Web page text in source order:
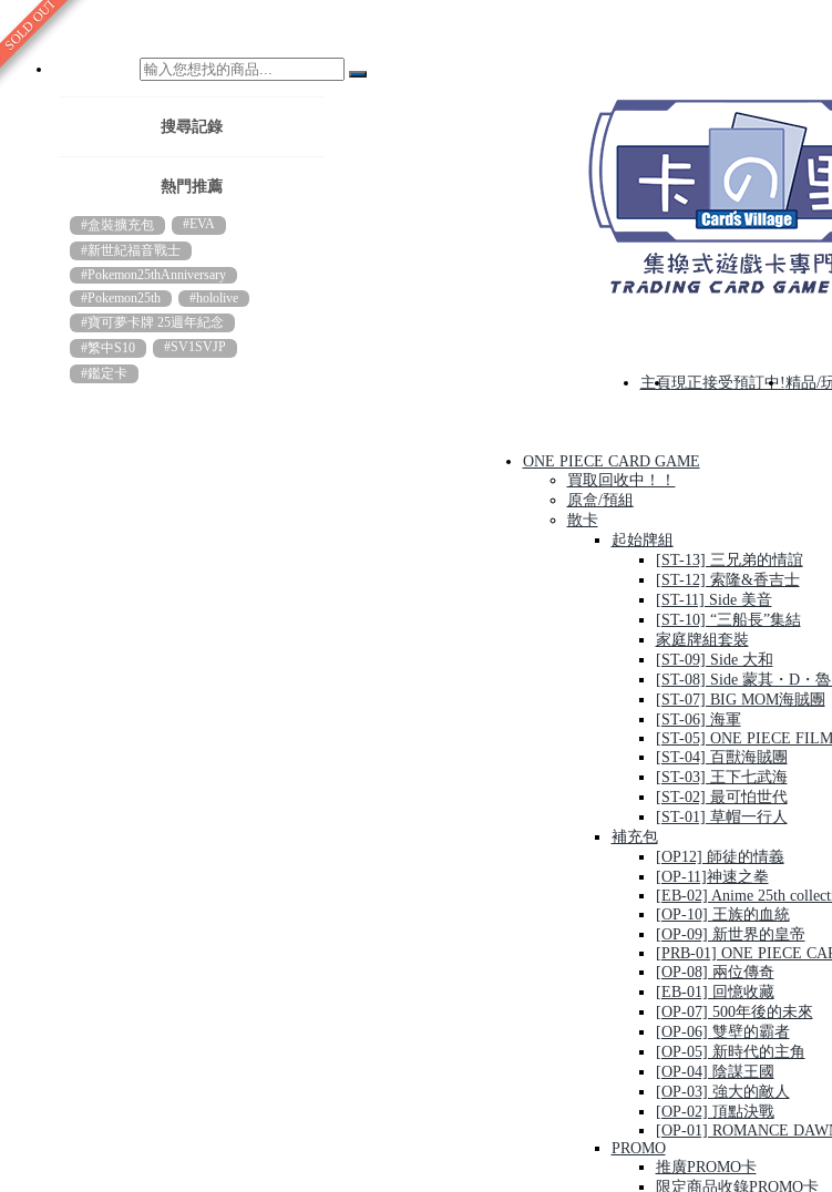
搜尋記錄
熱門推薦
#盒裝擴充包
#EVA
#新世紀福音戰士
#Pokemon25thAnniversary
#Pokemon25th
#hololive
#寶可夢卡牌 25週年紀念
#繁中S10
#SV1SVJP
#鑑定卡
主頁現正接受預訂中!精品/
ONE PIECE CARD GAME
買取回收中！！
原盒/預組
散卡
起始牌組
[ST-13] 三兄弟的情誼
[ST-12] 索隆&香吉士
[ST-11] Side 美音
[ST-10] “三船長”集結
家庭牌組套裝
[ST-09] Side 大和
[ST-08] Side 蒙其・D・
[ST-07] BIG MOM海賊團
[ST-06] 海軍
[ST-05] ONE PIECE
[ST-04] 百獸海賊團
[ST-03] 王下七武海
[ST-02] 最可怕世代
[ST-01] 草帽一行人
補充包
[OP12] 師徒的情義
[OP-11]神速之拳
[EB-02] Anime 25th
[OP-10] 王族的血統
[OP-09] 新世界的皇帝
[PRB-01] ONE PIECE
[OP-08] 兩位傳奇
[EB-01] 回憶收藏
[OP-07] 500年後的未來
[OP-06] 雙壁的霸者
[OP-05] 新時代的主角
[OP-04] 陰謀王國
[OP-03] 強大的敵人
[OP-02] 頂點決戰
[OP-01] ROMANCE
PROMO
推廣PROMO卡
限定商品收錄PROMO卡
SOLD OUT
SOLD OUT
SOLD OUT
SOLD OUT